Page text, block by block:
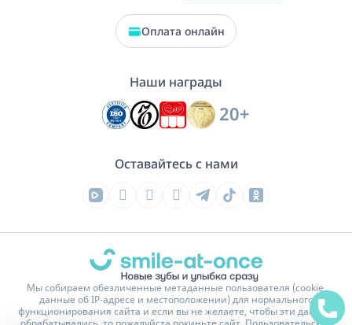
Оплата онлайн
Наши награды
20+
Оставайтесь с нами
Мы собираем обезличенные метаданные пользователя (cookie,
данные об IP-адресе и местоположении) для нормального
функционирования сайта и если вы не желаете, чтобы эти данные